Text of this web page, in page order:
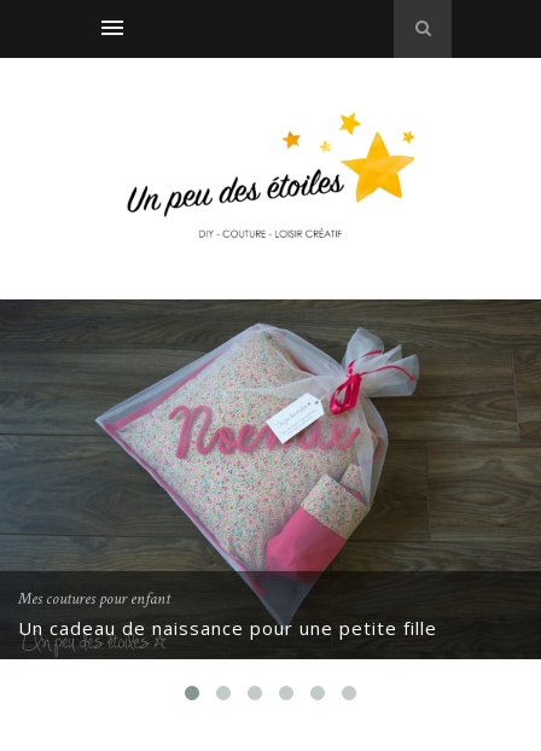
Mes coutures pour enfant
Un cadeau de naissance pour une petite fille